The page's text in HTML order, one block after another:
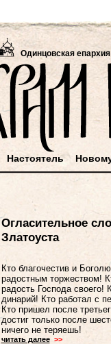
Одинцовская
Настоятель
Огласительное
Златоуста
Кто благочестив и
радостным торжеством!
радость Господа
динарий! Кто работал с
Кто пришел после
достиг только после
ничего не теряешь!
читать далее>>